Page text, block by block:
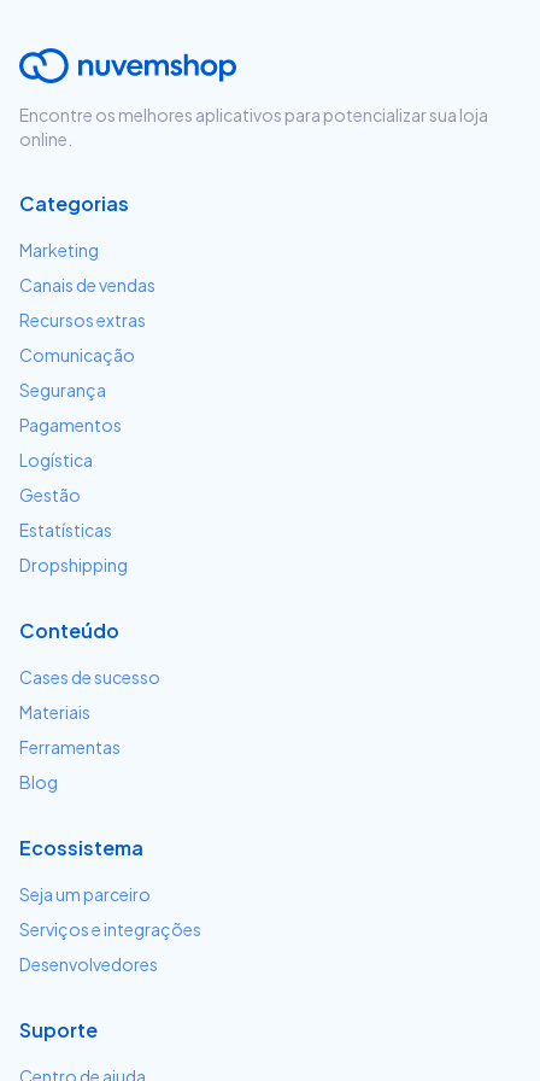
Encontre os melhores aplicativos para potencializar sua loja
online.
Categorias
Marketing
Canais de vendas
Recursos extras
Comunicação
Segurança
Pagamentos
Logística
Gestão
Estatísticas
Dropshipping
Conteúdo
Cases de sucesso
Materiais
Ferramentas
Blog
Ecossistema
Seja um parceiro
Serviços e integrações
Desenvolvedores
Suporte